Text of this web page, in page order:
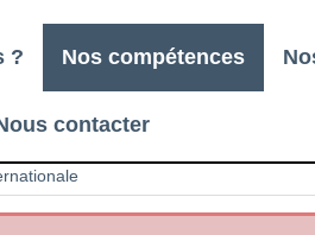
? Nos compétences
contacter